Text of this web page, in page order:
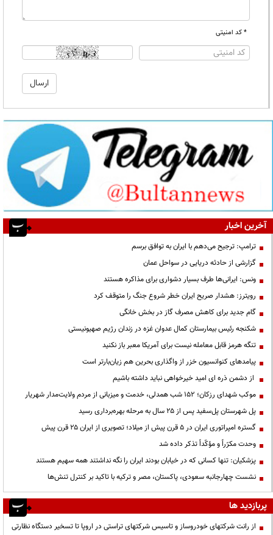
* کد امنیتی
آخرین اخبار
ترامپ: ترجیح می‌دهم با ایران به توافق برسم
گزارشی از حادثه دریایی در سواحل عمان
ونس: ایرانی‌ها طرف بسیار دشواری برای مذاکره هستند
رویترز: هشدار صریح ایران خطر شروع جنگ را متوقف کرد
گام جدید برای کاهش مصرف گاز در بخش خانگی
شکنجه رئیس بیمارستان کمال عدوان غزه در زندان رژیم صهیونیستی
تنگه هرمز قابل معامله نیست برای آمریکا معبر باز نکنید
پیامدهای کنوانسیون خزر از واگذاری بحرین هم زیان‌بارتر است
از دشمن ذره ای امید خیرخواهی نباید داشته باشیم
موکب شهدای رزکان؛ ۱۵۲ شب همدلی، خدمت و میزبانی از مردم ولایت‌مدار شهریار
پل شهرستان پل‌سفید پس از ۲۵ سال به مرحله بهره‌برداری رسید
گستره امپراتوری ایران در ۵ قرن پیش از میلاد؛ تصویری از ایران ۲۵ قرن پیش
وحدت مکرّراً و مؤکّداً تذکر داده شد
پزشکیان: تنها کسانی که در خیابان بودند ایران را نگه نداشتند همه سهیم هستند
نشست چهارجانبه سعودی، پاکستان، مصر و ترکیه با تاکید بر کنترل تنش‌ها
پربازدید ها
از رانت‌ شرکتهای خودروساز و تاسیس شرکتهای تراستی در اروپا تا تسخیر دستگاه نظارتی